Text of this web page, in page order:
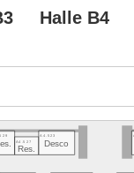
Halle B4
A4.527
Res.
A4.523
Desco